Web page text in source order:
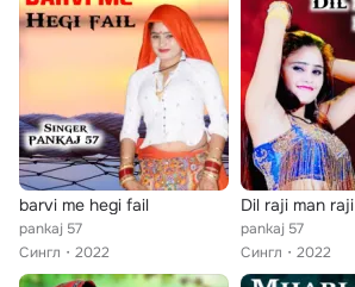
barvi me hegi fail
pankaj 57
Сингл
2022
Dil raji man raji
pankaj 57
Сингл
2022